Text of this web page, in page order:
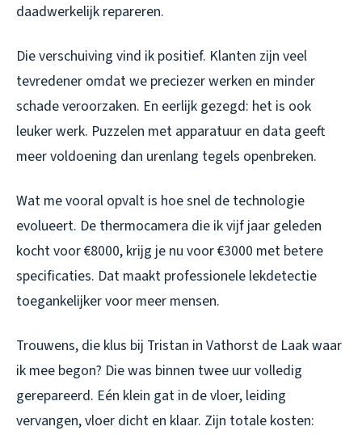
daadwerkelijk repareren.
Die verschuiving vind ik positief. Klanten zijn veel
tevredener omdat we preciezer werken en minder
schade veroorzaken. En eerlijk gezegd: het is ook
leuker werk. Puzzelen met apparatuur en data geeft
meer voldoening dan urenlang tegels openbreken.
Wat me vooral opvalt is hoe snel de technologie
evolueert. De thermocamera die ik vijf jaar geleden
kocht voor €8000, krijg je nu voor €3000 met betere
specificaties. Dat maakt professionele lekdetectie
toegankelijker voor meer mensen.
Trouwens, die klus bij Tristan in Vathorst de Laak waar
ik mee begon? Die was binnen twee uur volledig
gerepareerd. Eén klein gat in de vloer, leiding
vervangen, vloer dicht en klaar. Zijn totale kosten: